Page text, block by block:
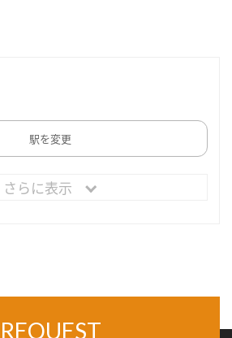
駅を変更
さらに表示
REQUEST